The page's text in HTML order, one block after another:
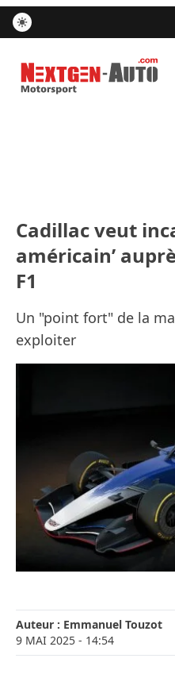
Nextgen-Auto.com
Cadillac veut
américain’
F1
Un "point fort" de la
exploiter
Auteur : Emmanuel Touzot
9 MAI 2025 - 14:54